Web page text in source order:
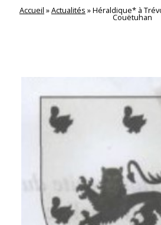
Accueil »Actualités »Héraldique* à
Couëtuhan